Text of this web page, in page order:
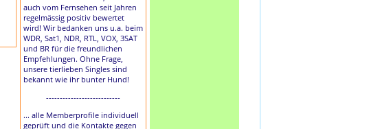
auch vom Fernsehen seit Jahren
regelmässig positiv bewertet
wird! Wir bedanken uns u.a. beim
WDR, Sat1, NDR, RTL, VOX, 3SAT
und BR für die freundlichen
Empfehlungen. Ohne Frage,
unsere tierlieben Singles sind
bekannt wie ihr bunter Hund!
---------------------------
... alle Memberprofile individuell
geprüft und die Kontakte gegen